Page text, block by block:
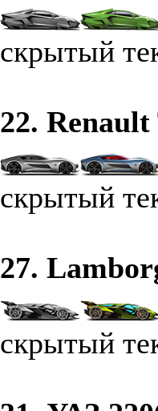
скрытый
22.
скрытый
27.
скрытый